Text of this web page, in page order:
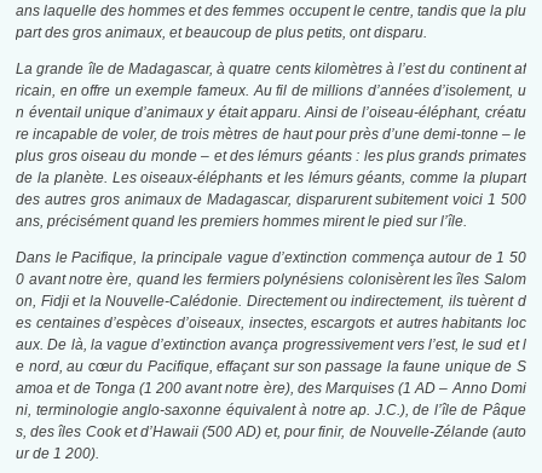
ans laquelle des hommes et des femmes occupent le centre, tandis que la plu
part des gros animaux, et beaucoup de plus petits, ont disparu.
La grande île de Madagascar, à quatre cents kilomètres à l’estdu continent af
ricain, en offre un exemple fameux. Au fil de millions d’années d’isolement, u
n éventail unique d’animaux y était apparu. Ainsi de l’oiseau-éléphant, créatu
re incapable de voler,detrois mètres de haut pour près d’une demi-tonne – le
plus gros oiseau du monde – et des lémurs géants : les plus grands primates
de la planète. Les oiseaux-éléphants et les lémurs géants, comme la plupart
des autres gros animaux de Madagascar, disparurent subitement voici 1 500
ans, précisément quand les premiers hommes mirent le pied sur l’île.
Dans le Pacifique, la principale vague d’extinction commença autour de 1 50
0 avant notre ère, quand les fermiers polynésiens colonisèrent les îles Salom
on, Fidji et la Nouvelle-Calédonie. Directement ou indirectement, ils tuèrent d
es centaines d’espèces d’oiseaux, insectes, escargots et autres habitants loc
aux. De là, la vague d’extinction avança progressivement vers l’est, le sud et l
e nord, au cœur du Pacifique, effaçant sur son passage la faune unique de S
amoa et de Tonga (1 200 avant notre ère), des Marquises (1 AD – Anno Domi
ni, terminologie anglo-saxonne équivalent à notre ap. J.C.), de l’île de Pâque
s, des îles Cook et d’Hawaii (500 AD) et, pour finir, de Nouvelle-Zélande (auto
ur de 1 200).